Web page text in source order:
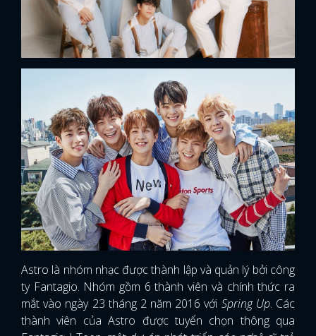
Astro là nhóm nhạc được thành lập và quản lý bởi công
ty Fantagio. Nhóm gồm 6 thành viên và chính thức ra
mắt vào ngày 23 tháng 2 năm 2016 với Spring Up. Các
thành viên của Astro được tuyển chọn thông qua